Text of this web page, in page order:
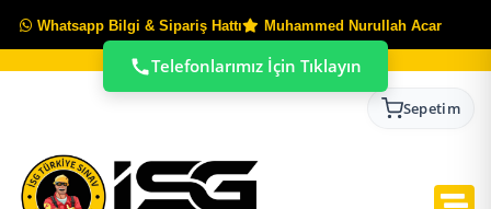
Whatsapp Bilgi & Sipariş Hattı Muhammed Nurullah Acar
Sepetim
Telefonlarımız İçin Tıklayın